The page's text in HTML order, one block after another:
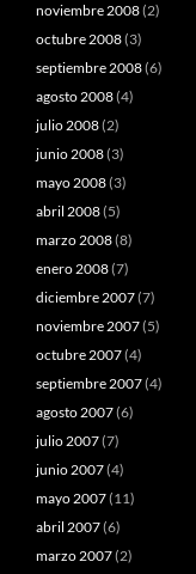
noviembre 2008(2)
octubre 2008(3)
septiembre 2008(6)
agosto 2008(4)
julio 2008(2)
junio 2008(3)
mayo 2008(3)
abril 2008(5)
marzo 2008(8)
enero 2008(7)
diciembre 2007(7)
noviembre 2007(5)
octubre 2007(4)
septiembre 2007(4)
agosto 2007(6)
julio 2007(7)
junio 2007(4)
mayo 2007(11)
abril 2007(6)
marzo 2007(2)